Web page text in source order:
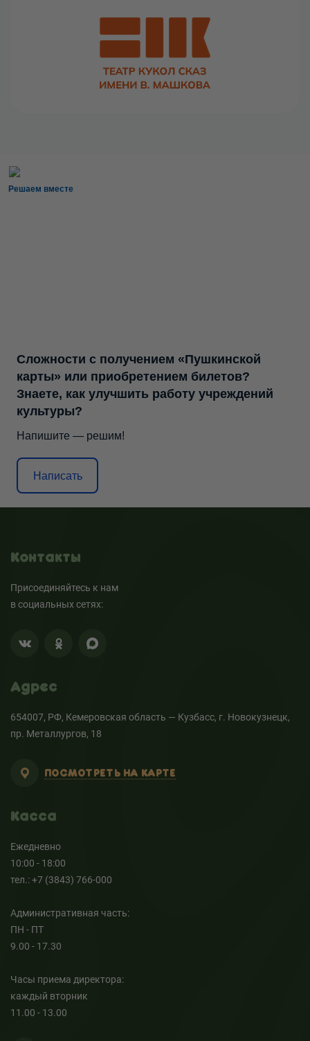
Решаем вместе
Сложности с получением «Пушкинской
карты» или приобретением билетов?
Знаете, как улучшить работу учреждений
культуры?
Напишите — решим!
Написать
Контакты
Присоединяйтесь к нам
в социальных сетях:
Адрес
654007, РФ, Кемеровская область — Кузбасс, г. Новокузнецк,
пр. Металлургов, 18
ПОСМОТРЕТЬ НА КАРТЕ
Касса
Ежедневно
10:00 - 18:00
тел.: +7 (3843) 766-000
Административная часть:
ПН - ПТ
9.00 - 17.30
Часы приема директора:
каждый вторник
11.00 - 13.00